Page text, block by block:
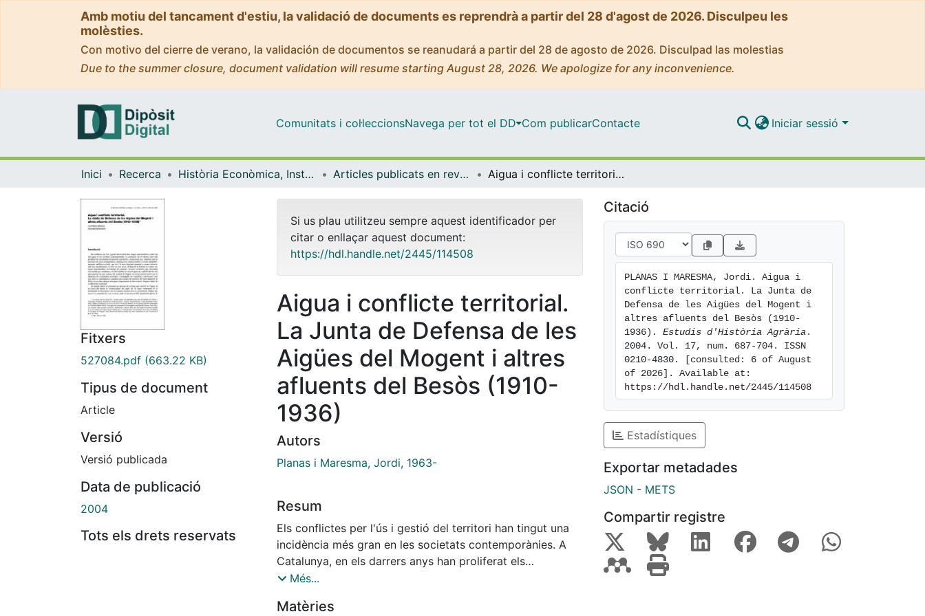
Amb motiu del tancament d'estiu, la validació de documents es reprendrà a partir del 28 d'agost de 2026. Disculpeu les
molèsties.
Con motivo del cierre de verano, la validación de documentos se reanudará a partir del 28 de agosto de 2026. Disculpad las molestias
Due to the summer closure, document validation will resume starting August 28, 2026. We apologize for any inconvenience.
Comunitats i col·leccionsNavega per tot el DD Com publicarContacte Iniciar sessió
Inici Recerca Història Econòmica, Institucions, Política i Economia Mundial Articles publicats en revistes (Història Econòmica, Institucions, Política i Economia Mundial) Aigua i conflicte territorial. La Junta de Defensa de les Aigües del Mogent i altres afluents del Besòs (1910-1936)
Fitxers
527084.pdf (663.22 KB)
Tipus de document
Article
Versió
Versió publicada
Data de publicació
2004
Tots els drets reservats
Si us plau utilitzeu sempre aquest identificador per
citar o enllaçar aquest document:
https://hdl.handle.net/2445/114508
Aigua i conflicte territorial.
La Junta de Defensa de les
Aigües del Mogent i altres
afluents del Besòs (1910-
1936)
Autors
Planas i Maresma, Jordi, 1963-
Resum
Els conflictes per l'ús i gestió del territori han tingut una
incidència més gran en les societats contemporànies. A
Catalunya, en els darrers anys han proliferat els
moviments d'oposició a projectes o actuacions que -
amenaçaven l'entorn natural o social immediat. Aquests
Més...
Matèries
Citació
PLANAS I MARESMA, Jordi. Aigua i
conflicte territorial. La Junta de
Defensa de les Aigües del Mogent i
altres afluents del Besòs (1910-
1936). Estudis d'Història Agrària .
2004. Vol. 17, num. 687-704. ISSN
0210-4830. [consulted: 6 of August
of 2026]. Available at:
https://hdl.handle.net/2445/114508
Estadístiques
Exportar metadades
JSON - METS
Compartir registre